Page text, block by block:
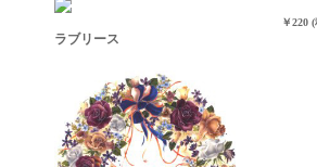
ラブリース
￥220